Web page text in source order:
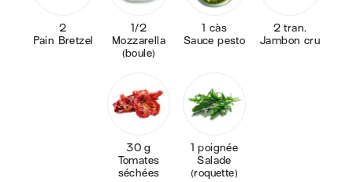
2
Pain Bretzel
1/2
Mozzarella
(boule)
1 càs
Sauce pesto
2 tran.
Jambon cru
30 g
Tomates
séchées
1 poignée
Salade
(roquette)